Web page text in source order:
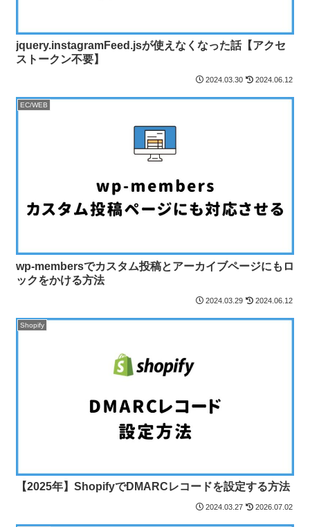
jquery.instagramFeed.jsが使えなくなった話【アクセ
ストークン不要】
2024.03.30 2024.06.12
EC/WEB
wp-membersでカスタム投稿とアーカイブページにもロ
ックをかける方法
2024.03.29 2024.06.12
Shopify
【2025年】ShopifyでDMARCレコードを設定する方法
2024.03.27 2026.07.02